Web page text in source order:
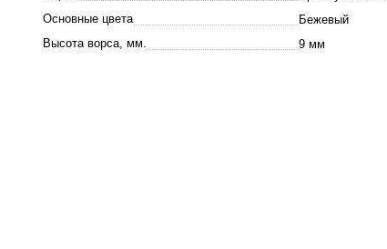
Основные цвета
Бежевый
Высота ворса, мм.
9 мм